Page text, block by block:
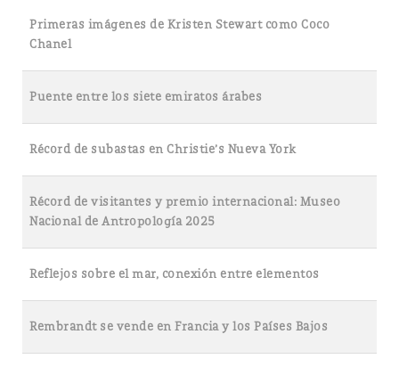
Primeras imágenes de Kristen Stewart como Coco
Chanel
Puente entre los siete emiratos árabes
Récord de subastas en Christie’s Nueva York
Récord de visitantes y premio internacional: Museo
Nacional de Antropología 2025
Reflejos sobre el mar, conexión entre elementos
Rembrandt se vende en Francia y los Países Bajos